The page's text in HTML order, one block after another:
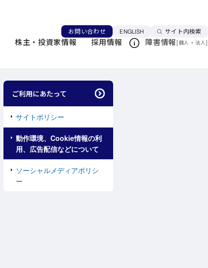
お問い合わせ ENGLISH言語を切り替える
サイト内検索
株主・投資家情報 採用情報 障害情報[個人 ・ 法人]
このページを印刷する
ご利用にあたって
サイトポリシー
動作環境、Cookie情報の利
用、広告配信などについて
ソーシャルメディアポリシ
ー